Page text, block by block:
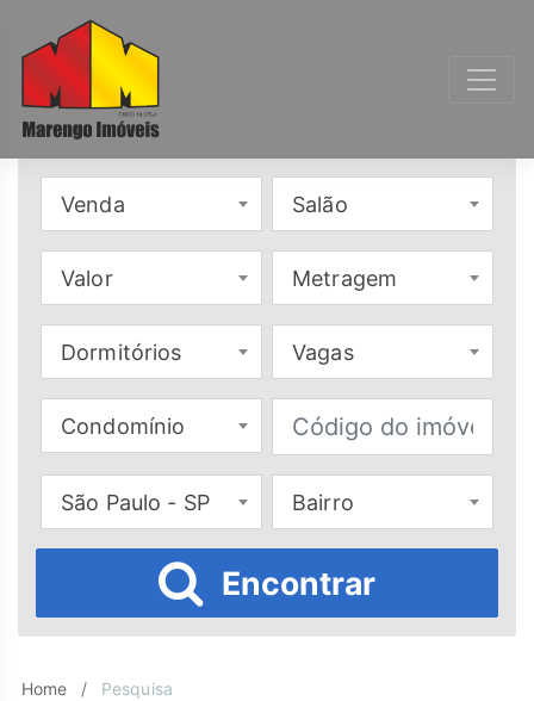
Venda Salão
Valor Metragem
Dormitórios Vagas
Condomínio
São Paulo - SP Bairro
Encontrar
Home Pesquisa